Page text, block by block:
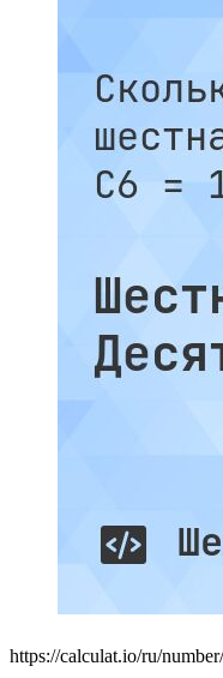
https://calculat.io/ru/